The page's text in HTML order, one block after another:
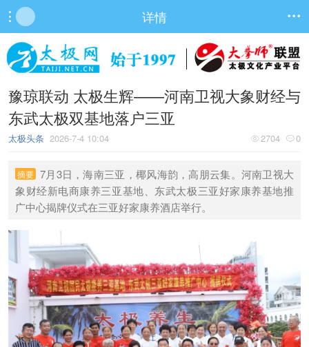
 详情 
豫琼联动 太极生辉——河南卫视大象财经与
东武太极双基地落户三亚
 2704 0
太极头条 2026-7-4 10:04
摘要 7月3日，海南三亚，椰风海韵，高朋云集。河南卫视大
象财经新电商康养三亚基地、东武太极三亚好家康养基地推
广中心揭牌仪式在三亚好家康养酒店举行。